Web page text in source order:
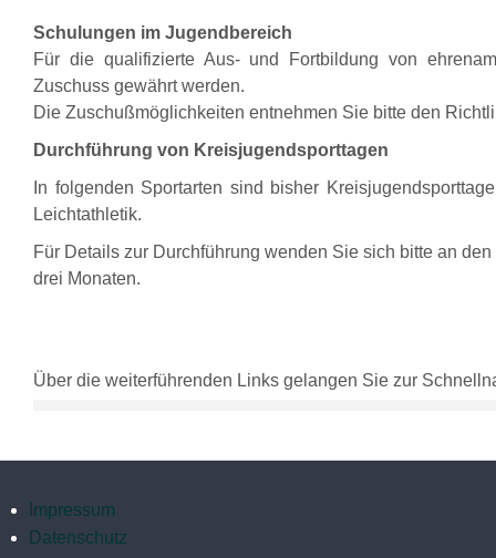
Schulungen im Jugendbereich
Für die qualifizierte Aus- und Fortbildung von
Zuschuss gewährt werden.
Die Zuschußmöglichkeiten entnehmen Sie bitte den
Durchführung von Kreisjugendsporttagen
In folgenden Sportarten sind bisher
Leichtathletik.
Für Details zur Durchführung wenden Sie sich bitte an
drei Monaten.
Über die weiterführenden Links gelangen Sie zur
Impressum
Datenschutz